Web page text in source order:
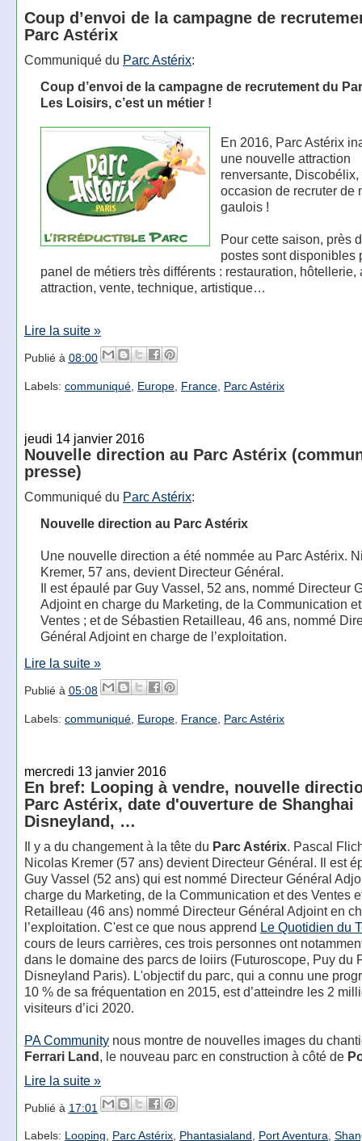
Coup d’envoi de la campagne de
Parc Astérix
Communiqué du Parc Astérix:
Coup d’envoi de la campagne de recrutement du
Les Loisirs, c’est un métier !
En 2016, Parc Astérix
une nouvelle attraction
renversante, Discobélix,
occasion de recruter de
gaulois !
Pour cette saison, près
postes sont disponibles
panel de métiers très différents : restauration, hôtellerie,
attraction, vente, technique, artistique…
Lire la suite »
Publié à 08:00
Labels: communiqué, Europe, France, Parc Astérix
jeudi 14 janvier 2016
Nouvelle direction au Parc Astérix
presse)
Communiqué du Parc Astérix:
Nouvelle direction au Parc Astérix
Une nouvelle direction a été nommée au Parc Astérix.
Kremer, 57 ans, devient Directeur Général.
Il est épaulé par Guy Vassel, 52 ans, nommé Directeur
Adjoint en charge du Marketing, de la Communication
Ventes ; et de Sébastien Retailleau, 46 ans, nommé
Général Adjoint en charge de l’exploitation.
Lire la suite »
Publié à 05:08
Labels: communiqué, Europe, France, Parc Astérix
mercredi 13 janvier 2016
En bref: Looping à vendre, nouvelle
Parc Astérix, date d'ouverture de Shanghai
Disneyland, …
Il y a du changement à la tête du Parc Astérix. Pascal
Nicolas Kremer (57 ans) devient Directeur Général. Il est
Guy Vassel (52 ans) qui est nommé Directeur Général
charge du Marketing, de la Communication et des Ventes
Retailleau (46 ans) nommé Directeur Général Adjoint en
l’exploitation. C'est ce que nous apprend Le Quotidien du
cours de leurs carrières, ces trois personnes ont
dans le domaine des parcs de loiirs (Futuroscope, Puy du
Disneyland Paris). L'objectif du parc, qui a connu une
10 % de sa fréquentation en 2015, est d’atteindre les 2
visiteurs d’ici 2020.
PA Communitynous montre de nouvelles images du
Ferrari Land, le nouveau parc en construction à côté de
Lire la suite »
Publié à 17:01
Labels: Looping, Parc Astérix, Phantasialand, Port Aventura,